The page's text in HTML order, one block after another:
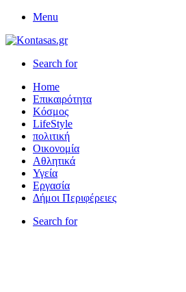
Menu
Search for
Home
Επικαιρότητα
Κόσμος
LifeStyle
πολιτική
Οικονομία
Αθλητικά
Υγεία
Εργασία
Δήμοι Περιφέρειες
Search for